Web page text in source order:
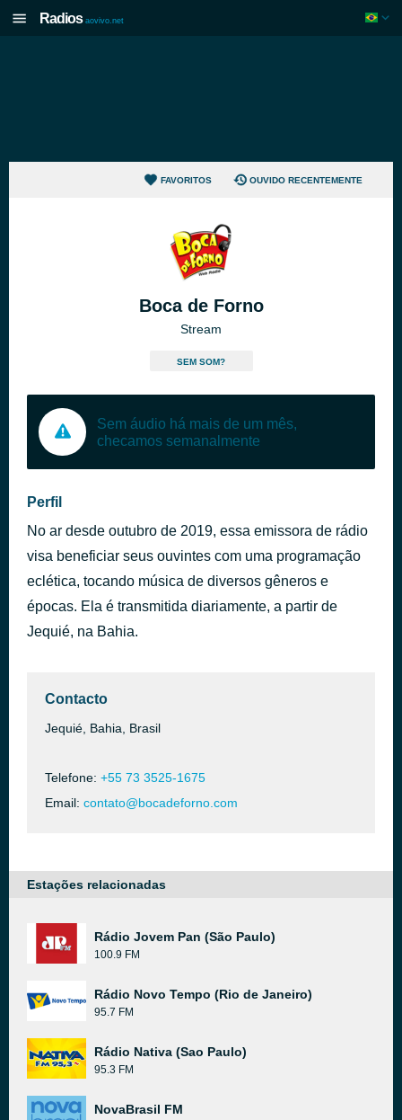
Radios aovivo.net
FAVORITOS OUVIDO RECENTEMENTE
Boca de Forno
Stream
SEM SOM?
Sem áudio há mais de um mês,
checamos semanalmente
Perfil
No ar desde outubro de 2019, essa emissora de rádio
visa beneficiar seus ouvintes com uma programação
eclética, tocando música de diversos gêneros e
épocas. Ela é transmitida diariamente, a partir de
Jequié, na Bahia.
Contacto
Jequié, Bahia, Brasil
Telefone: +55 73 3525-1675
Email: contato@bocadeforno.com
Estações relacionadas
Rádio Jovem Pan (São Paulo)
100.9 FM
Rádio Novo Tempo (Rio de Janeiro)
95.7 FM
Rádio Nativa (Sao Paulo)
95.3 FM
NovaBrasil FM